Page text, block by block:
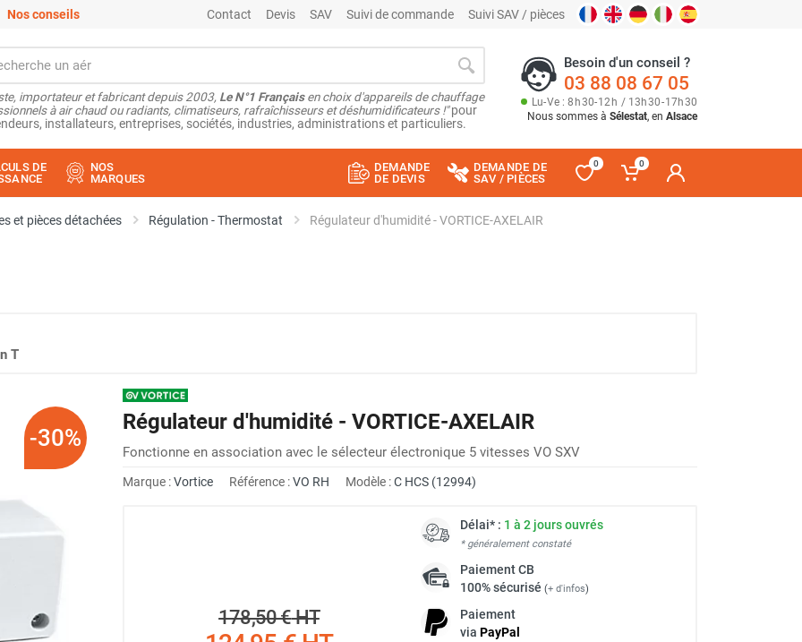
Nos conseils Contact Devis SAV Suivi de commande Suivi SAV / pièces
importateur et fabricant depuis 2003, Le N°1 Françaisen choix d'appareils de chauffage
à air chaud ou radiants, climatiseurs, rafraîchisseurs et déshumidificateurs !"pour
installateurs, entreprises, sociétés, industries, administrations et particuliers.
Besoin d'un conseil ?
03 88 08 67 05
Lu-Ve : 8h30-12h / 13h30-17h30
Nous sommes à Sélestat, en Alsace
DE
NOS
MARQUES
DEMANDE
DE DEVIS
DEMANDE DE
SAV / PIÈCES
0 0
et pièces détachées Régulation - Thermostat Régulateur d'humidité - VORTICE-AXELAIR
T
-30%
Régulateur d'humidité - VORTICE-AXELAIR
Fonctionne en association avec le sélecteur électronique 5 vitesses VO SXV
Marque :Vortice Référence :VO RH Modèle :C HCS (12994)
178,50 €HT
Délai* : 1 à 2 jours ouvrés
* généralement constaté
PaiementCB
100% sécurisé (+ d'infos)
Paiement
via PayPal